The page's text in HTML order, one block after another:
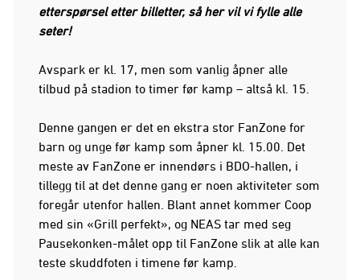
etterspørsel etter billetter, så her vil vi fylle alle
seter!
Avspark er kl. 17, men som vanlig åpner alle
tilbud på stadion to timer før kamp – altså kl. 15.
Denne gangen er det en ekstra stor FanZone for
barn og unge før kamp som åpner kl. 15.00. Det
meste av FanZone er innendørs i BDO-hallen, i
tillegg til at det denne gang er noen aktiviteter som
foregår utenfor hallen. Blant annet kommer Coop
med sin «Grill perfekt», og NEAS tar med seg
Pausekonken-målet opp til FanZone slik at alle kan
teste skuddfoten i timene før kamp.